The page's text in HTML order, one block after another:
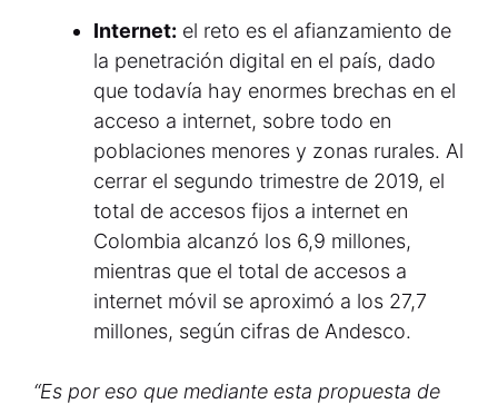
Internet: el reto es el afianzamiento de
la penetración digital en el país, dado
que todavía hay enormes brechas en el
acceso a internet, sobre todo en
poblaciones menores y zonas rurales. Al
cerrar el segundo trimestre de 2019, el
total de accesos fijos a internet en
Colombia alcanzó los 6,9 millones,
mientras que el total de accesos a
internet móvil se aproximó a los 27,7
millones, según cifras de Andesco.
“Es por eso que mediante esta propuesta de